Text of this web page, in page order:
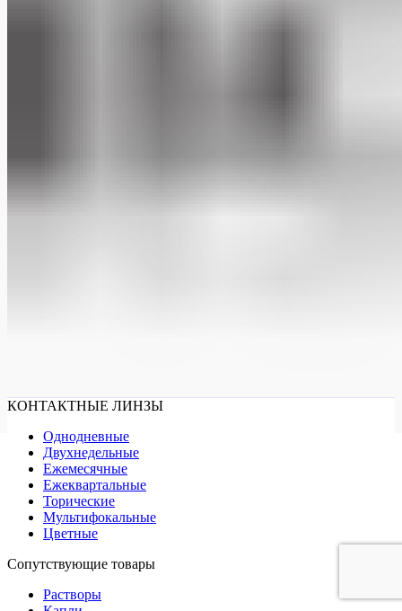
КОНТАКТНЫЕ ЛИНЗЫ
Однодневные
Двухнедельные
Ежемесячные
Ежеквартальные
Торические
Мультифокальные
Цветные
Сопутствующие товары
Растворы